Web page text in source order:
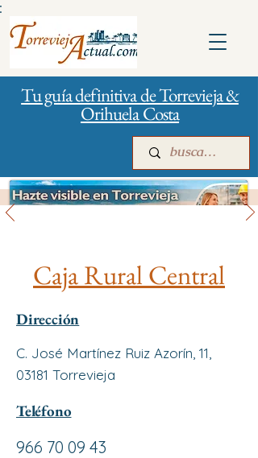
Tu guía definitiva de Torrevieja &
Orihuela Costa
Para empresas Publicidad
Caja Rural Central
Dirección
C. José Martínez Ruiz Azorín, 11,
03181 Torrevieja
Teléfono
966 70 09 43